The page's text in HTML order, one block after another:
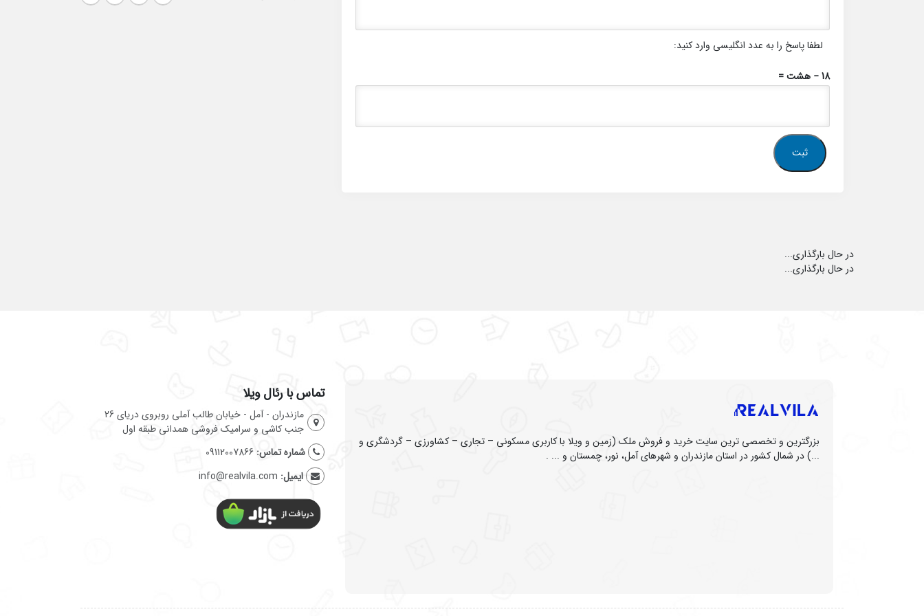
لطفا پاسخ را به عدد انگلیسی وارد کنید:
18 − هشت =
در حال بارگذاری...
در حال بارگذاری...
بزرگترین و تخصصی ترین سایت خرید و فروش ملک (زمین و ویلا با کاربری مسکونی – تجاری – کشاورزی – گردشگری و
...) در شمال کشور در استان مازندران و شهرهای آمل، نور، چمستان و ... .
تماس با رئال ویلا
مازندران - آمل - خیابان طالب آملی روبروی دریای 26
جنب کاشی و سرامیک فروشی همدانی طبقه اول
شماره تماس: 09112007866
ایمیل: info@realvila.com